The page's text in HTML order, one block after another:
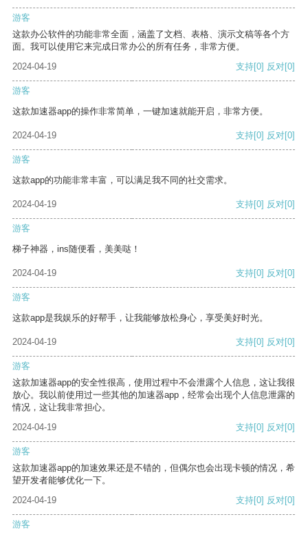
游客
这款办公软件的功能非常全面，涵盖了文档、表格、演示文稿等各个方
面。我可以使用它来完成日常办公的所有任务，非常方便。
2024-04-19
支持[0] 反对[0]
游客
这款加速器app的操作非常简单，一键加速就能开启，非常方便。
2024-04-19 支持[0] 反对[0]
游客
这款app的功能非常丰富，可以满足我不同的社交需求。
2024-04-19 支持[0] 反对[0]
游客
梯子神器，ins随便看，美美哒！
2024-04-19 支持[0] 反对[0]
游客
这款app是我娱乐的好帮手，让我能够放松身心，享受美好时光。
2024-04-19 支持[0] 反对[0]
游客
这款加速器app的安全性很高，使用过程中不会泄露个人信息，这让我很
放心。我以前使用过一些其他的加速器app，经常会出现个人信息泄露的
情况，这让我非常担心。
2024-04-19
支持[0] 反对[0]
游客
这款加速器app的加速效果还是不错的，但偶尔也会出现卡顿的情况，希
望开发者能够优化一下。
2024-04-19
支持[0] 反对[0]
游客